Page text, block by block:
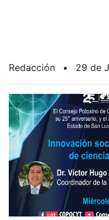
Redacción • 29 de